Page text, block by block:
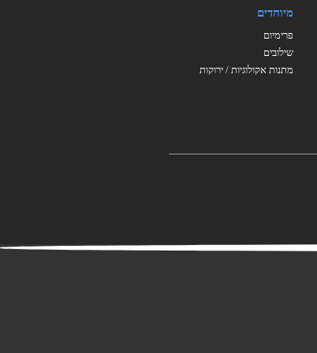
מיוחדים
פרימיום
שילובים
מתנות אקולוגיות / ירוקות